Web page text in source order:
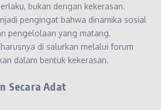
bukan dengan kekerasan.
pengingat bahwa dinamika sosial
pengelolaan yang matang.
di salurkan melalui forum
dalam bentuk kekerasan.
Secara Adat